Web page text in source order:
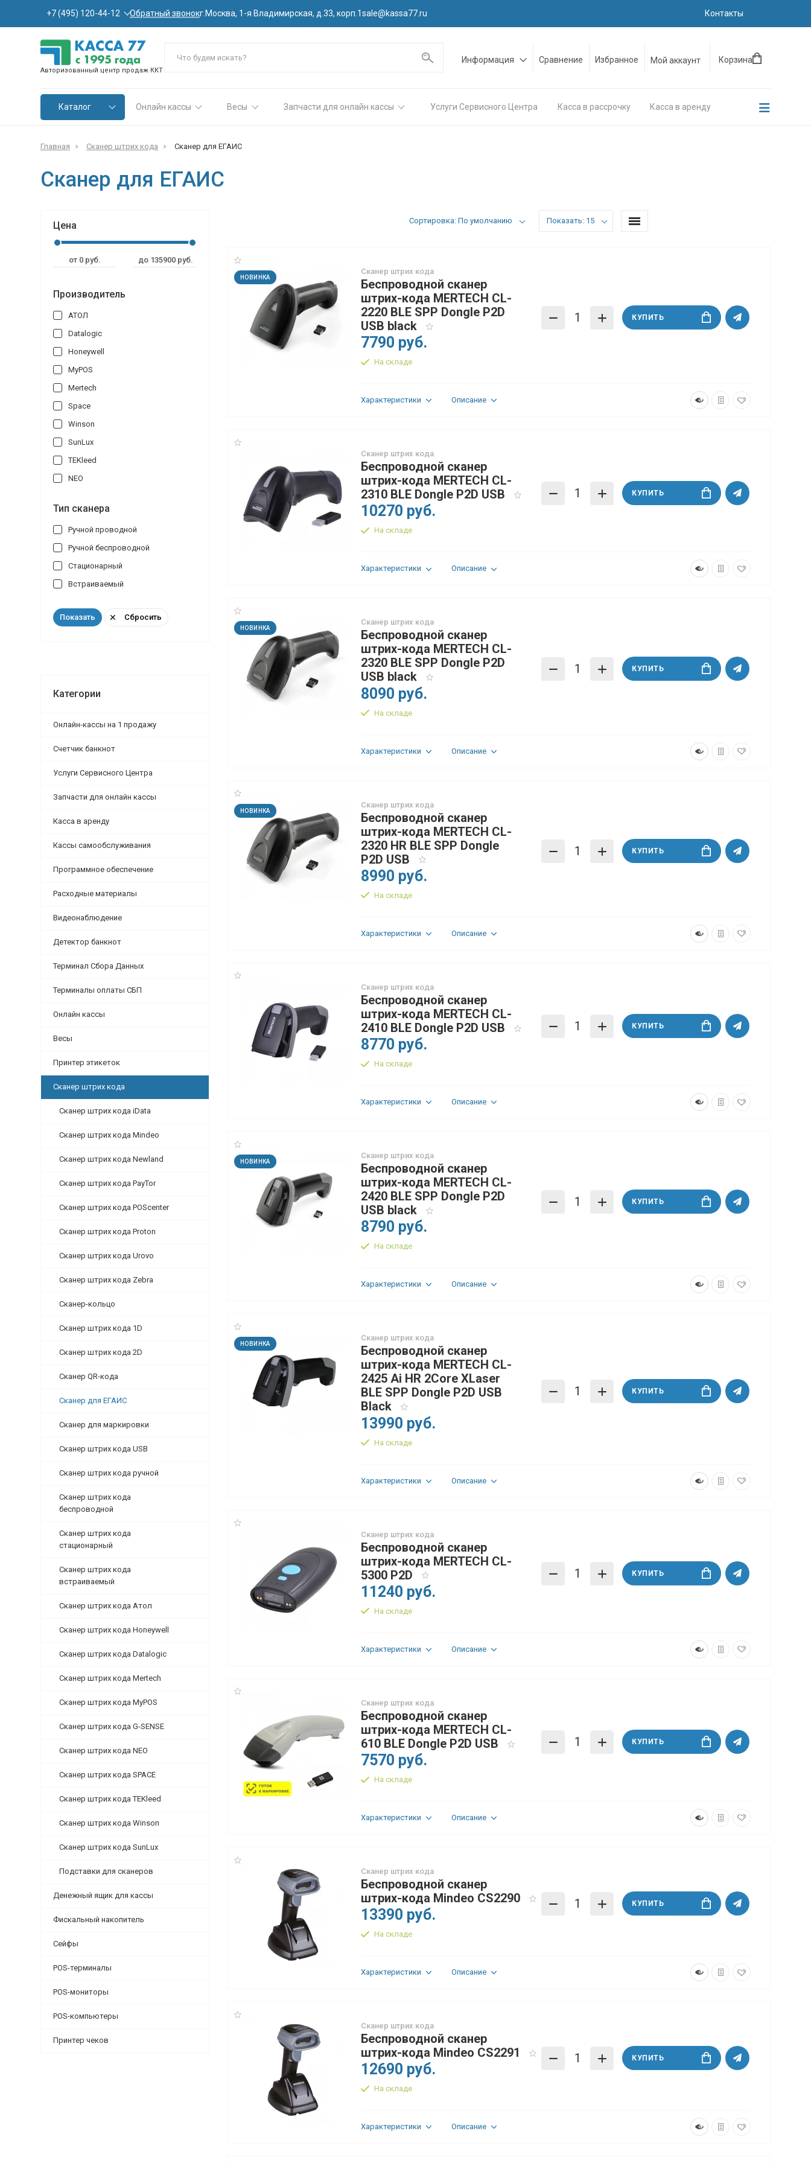
+7 (495) 120-44-12 Обратный звонокг.Москва, 1-я Владимирская, д.33, корп.1sale@kassa77.ru Контакты
Авторизованный центр продаж ККТ
Информация Сравнение Избранное Мой аккаунт Корзина
Каталог Онлайн кассы Весы Запчасти для онлайн кассы Услуги Сервисного Центра Касса в рассрочку Касса в аренду
Главная Сканер штрих кода Сканер для ЕГАИС
Сканер для ЕГАИС
Цена
Производитель
АТОЛ
Datalogic
Honeywell
MyPOS
Mertech
Space
Winson
SunLux
TEKleed
NEO
Тип сканера
Ручной проводной
Ручной беспроводной
Стационарный
Встраиваемый
Показать Сбросить
Категории
Онлайн-кассы на 1 продажу
Счетчик банкнот
Услуги Сервисного Центра
Запчасти для онлайн кассы
Касса в аренду
Кассы самообслуживания
Программное обеспечение
Расходные материалы
Видеонаблюдение
Детектор банкнот
Терминал Сбора Данных
Терминалы оплаты СБП
Онлайн кассы
Весы
Принтер этикеток
Сканер штрих кода
Сканер штрих кода iData
Сканер штрих кода Mindeo
Сканер штрих кода Newland
Сканер штрих кода PayTor
Сканер штрих кода POScenter
Сканер штрих кода Proton
Сканер штрих кода Urovo
Сканер штрих кода Zebra
Сканер-кольцо
Сканер штрих кода 1D
Сканер штрих кода 2D
Сканер QR-кода
Сканер для ЕГАИС
Сканер для маркировки
Сканер штрих кода USB
Сканер штрих кода ручной
Сканер штрих кода
беспроводной
Сканер штрих кода
стационарный
Сканер штрих кода
встраиваемый
Сканер штрих кода Атол
Сканер штрих кода Honeywell
Сканер штрих кода Datalogic
Сканер штрих кода Mertech
Сканер штрих кода MyPOS
Сканер штрих кода G-SENSE
Сканер штрих кода NEO
Сканер штрих кода SPACE
Сканер штрих кода TEKleed
Сканер штрих кода Winson
Сканер штрих кода SunLux
Подставки для сканеров
Денежный ящик для кассы
Фискальный накопитель
Сейфы
POS-терминалы
POS-мониторы
POS-компьютеры
Принтер чеков
Сортировка: По умолчанию Показать: 15
НОВИНКА
Сканер штрих кода
Беспроводной сканер
штрих-кода MERTECH CL-
2220 BLE SPP Dongle P2D
USB black
7790 руб.
На складе
КУПИТЬ
Характеристики Описание
Сканер штрих кода
Беспроводной сканер
штрих-кода MERTECH CL-
2310 BLE Dongle P2D USB
10270 руб.
На складе
КУПИТЬ
Характеристики Описание
НОВИНКА
Сканер штрих кода
Беспроводной сканер
штрих-кода MERTECH CL-
2320 BLE SPP Dongle P2D
USB black
8090 руб.
На складе
КУПИТЬ
Характеристики Описание
НОВИНКА
Сканер штрих кода
Беспроводной сканер
штрих-кода MERTECH CL-
2320 HR BLE SPP Dongle
P2D USB
8990 руб.
На складе
КУПИТЬ
Характеристики Описание
Сканер штрих кода
Беспроводной сканер
штрих-кода MERTECH CL-
2410 BLE Dongle P2D USB
8770 руб.
На складе
КУПИТЬ
Характеристики Описание
НОВИНКА
Сканер штрих кода
Беспроводной сканер
штрих-кода MERTECH CL-
2420 BLE SPP Dongle P2D
USB black
8790 руб.
На складе
КУПИТЬ
Характеристики Описание
НОВИНКА
Сканер штрих кода
Беспроводной сканер
штрих-кода MERTECH CL-
2425 Ai HR 2Core XLaser
BLE SPP Dongle P2D USB
Black
13990 руб.
На складе
КУПИТЬ
Характеристики Описание
Сканер штрих кода
Беспроводной сканер
штрих-кода MERTECH CL-
5300 P2D
11240 руб.
На складе
КУПИТЬ
Характеристики Описание
Сканер штрих кода
Беспроводной сканер
штрих-кода MERTECH CL-
610 BLE Dongle P2D USB
7570 руб.
На складе
КУПИТЬ
Характеристики Описание
Сканер штрих кода
Беспроводной сканер
штрих-кода Mindeo CS2290
13390 руб.
На складе
КУПИТЬ
Характеристики Описание
Сканер штрих кода
Беспроводной сканер
штрих-кода Mindeo CS2291
12690 руб.
На складе
КУПИТЬ
Характеристики Описание